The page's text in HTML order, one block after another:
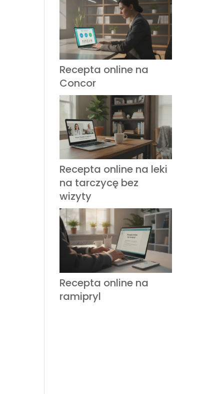
Recepta online na
Concor
Recepta online na leki
na tarczycę bez
wizyty
Recepta online na
ramipryl